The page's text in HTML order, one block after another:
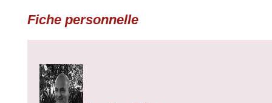
Fiche personnelle